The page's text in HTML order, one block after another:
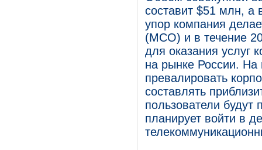
составит $51 млн, а
упор компания
(МСО) и в течение
для оказания услуг
на рынке России. На
превалировать
составлять
пользователи будут
планирует войти в